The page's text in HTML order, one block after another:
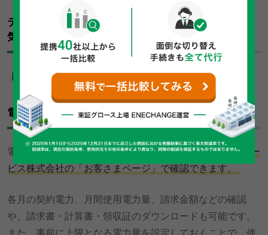
テプコカスタマーサービス株式会社（TCS）への電
気料金の支払方法は？
口座振替、払込み による支払いが可能です。
電力使用データや請求書の確認方法は？
電気使用量や電気料金については、 テプコカスタマーサー
ビス株式会社の「お客さまページ」で確認できます。
各月の契約電力、月間使用電力量、請求金額などの確認
や、請求書・計算書・領収証のダウンロードも可能です。
また、事前に上限となる電力量を設定しておくことで、使